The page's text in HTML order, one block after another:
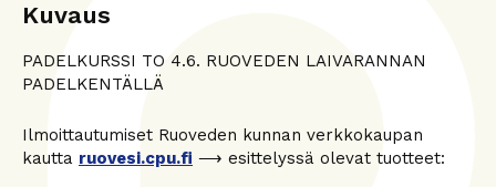
Kuvaus
PADELKURSSI TO 4.6. RUOVEDEN LAIVARANNAN
PADELKENTÄLLÄ
Ilmoittautumiset Ruoveden kunnan verkkokaupan
kautta ruovesi.cpu.fi ⟶ esittelyssä olevat tuotteet: